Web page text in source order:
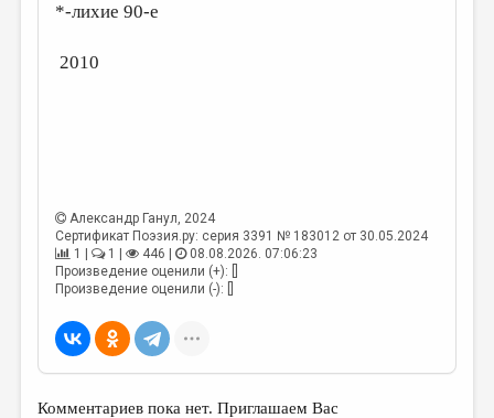
*-лихие 90-е
2010
Александр Ганул, 2024
Сертификат Поэзия.ру: серия 3391 № 183012 от 30.05.2024
1 |
1 | 446 |
08.08.2026. 07:06:23
Произведение оценили (+): []
Произведение оценили (-): []
Комментариев пока нет. Приглашаем Вас